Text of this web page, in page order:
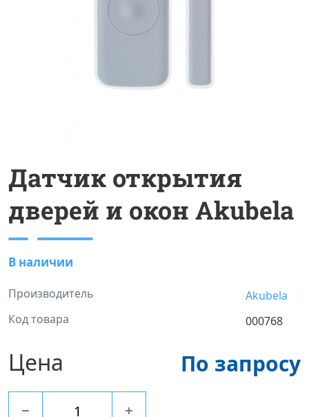
Датчик открытия
дверей и окон Akubela
В наличии
Производитель
Akubela
Код товара
000768
Цена По запросу